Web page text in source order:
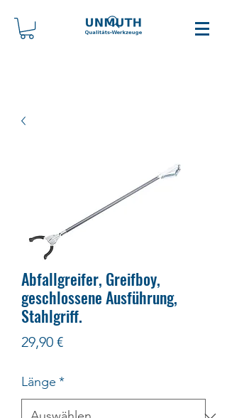
Abfallgreifer, Greifboy,
geschlossene Ausführung,
Stahlgriff.
29,90 €Preis
Länge *